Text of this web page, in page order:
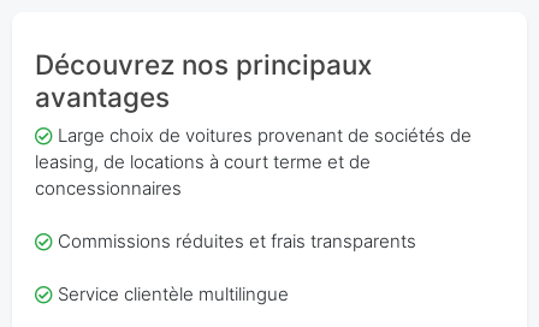
Découvrez nos principaux
avantages
Large choix de voitures provenant de sociétés de
leasing, de locations à court terme et de
concessionnaires
Commissions réduites et frais transparents
Service clientèle multilingue